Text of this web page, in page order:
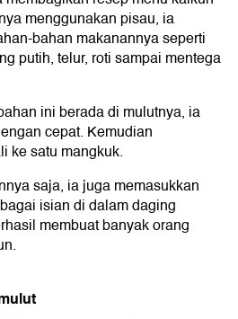
menggunakan pisau, ia
bahan makanannya seperti
putih, telur, roti sampai mentega
ini berada di mulutnya, ia
cepat. Kemudian
ke satu mangkuk.
saja, ia juga memasukkan
isian di dalam daging
membuat banyak orang